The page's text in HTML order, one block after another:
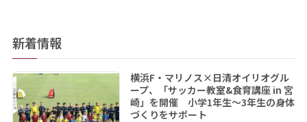
新着情報
横浜F・マリノス×日清オイリオグル
ープ、「サッカー教室&食育講座 in 宮
崎」を開催 小学1年生～3年生の身体
づくりをサポート